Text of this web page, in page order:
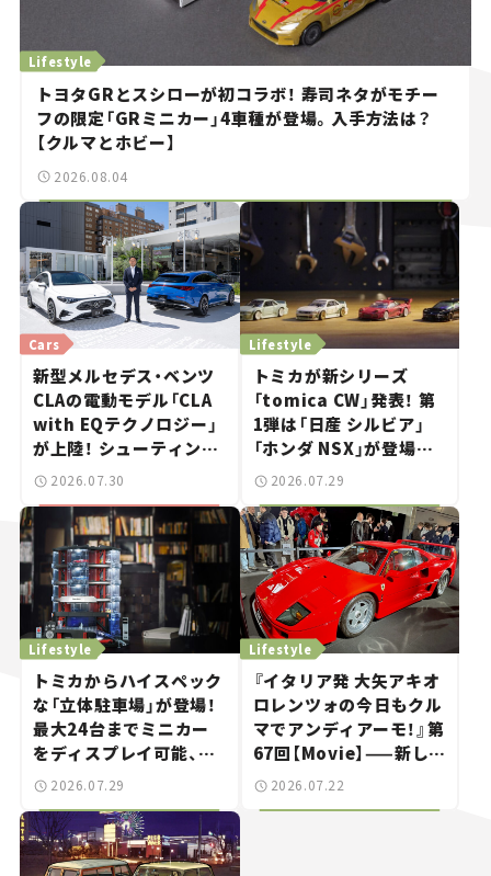
Lifestyle
トヨタGRとスシローが初コラボ！ 寿司ネタがモチー
フの限定「GRミニカー」4車種が登場。入手方法は？
【クルマとホビー】
2026.08.04
Cars
新型メルセデス・ベンツ
CLAの電動モデル「CLA
with EQテクノロジー」
が上陸！ シューティング
ブレークも発売【新車ニ
2026.07.30
Lifestyle
トミカが新シリーズ
「tomica CW」発表！ 第
1弾は「日産 シルビア」
「ホンダ NSX」が登場。
世界が注目す
とホビー】
2026.07.29
Lifestyle
トミカからハイスペック
な「立体駐車場」が登場！
最大24台までミニカー
をディスプレイ可能、特
別な「日産 GT-R
とホビー】
2026.07.29
Lifestyle
『イタリア発 大矢アキオ
ロレンツォの今日もクル
マでアンディアーモ！』第
67回【Movie】——新しい
スーパーカーショーで起
2026.07.22